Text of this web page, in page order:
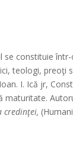
se constituie
teologi, preoţi
I. Ică jr,
maturitate.
credinţei,